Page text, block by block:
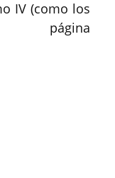
IV (como los